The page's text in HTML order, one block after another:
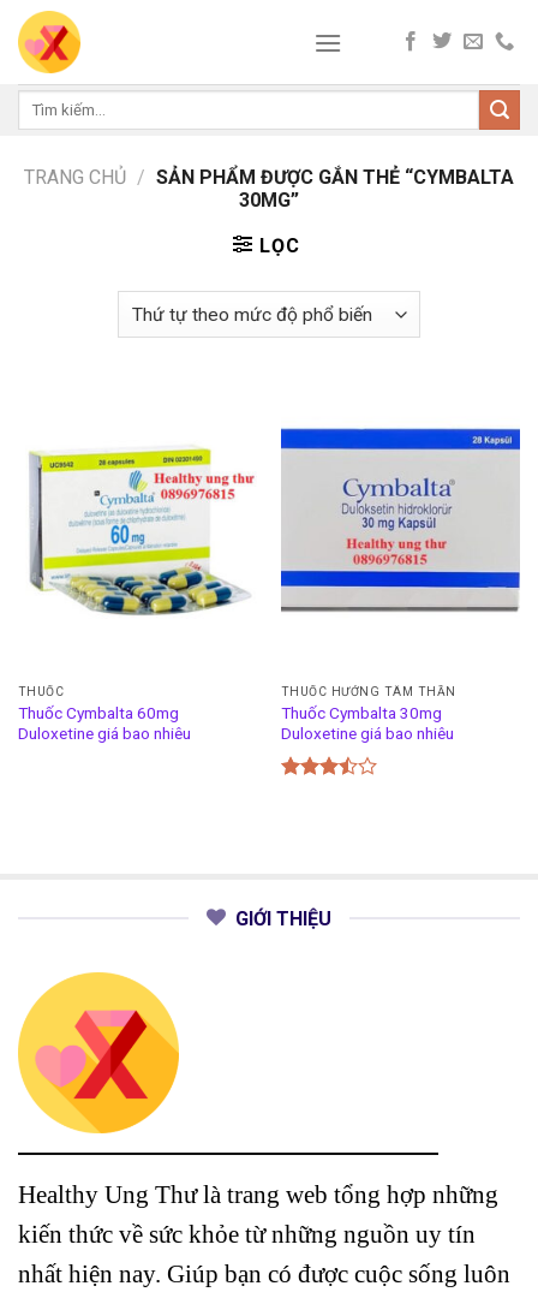
Skip
content
Tìm
TRANG CHỦ / SẢN PHẨM ĐƯỢC GẮN THẺ “CYMBALTA
30MG”
LỌC
THUỐC
Thuốc Cymbalta 60mg
Duloxetine giá bao nhiêu
THUỐC HƯỚNG TÂM THẦN
Thuốc Cymbalta 30mg
Duloxetine giá bao nhiêu
GIỚI THIỆU
Healthy Ung Thư là trang web tổng hợp những
kiến thức về sức khỏe từ những nguồn uy tín
nhất hiện nay. Giúp bạn có được cuộc sống luôn